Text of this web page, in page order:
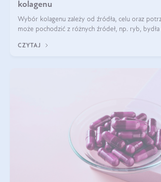
kolagenu
Wybór kolagenu zależy od źródła, celu oraz
może pochodzić z różnych źródeł, np. ryb,
sprawdza się kolagen rybi, a dla wspierania
CZYTAJ